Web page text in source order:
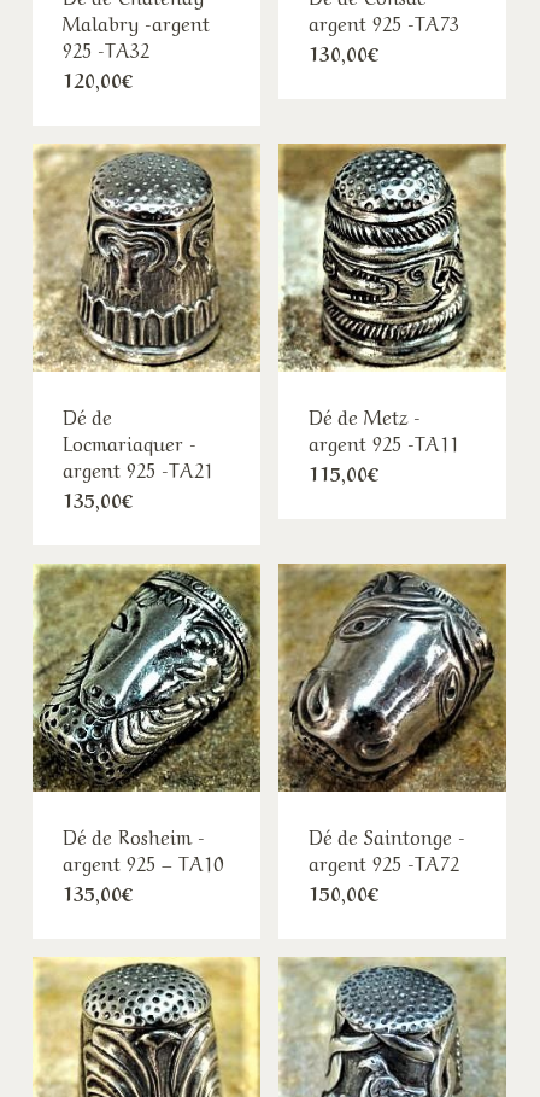
Malabry -argent
925 -TA32
120,00€
argent 925 -TA73
130,00€
Dé de
Locmariaquer -
argent 925 -TA21
135,00€
Dé de Metz -
argent 925 -TA11
115,00€
Dé de Rosheim -
argent 925 – TA10
135,00€
Dé de Saintonge -
argent 925 -TA72
150,00€